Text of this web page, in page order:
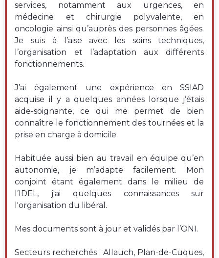
services, notamment aux urgences, en
médecine et chirurgie polyvalente, en
oncologie ainsi qu’auprès des personnes âgées.
Je suis à l’aise avec les soins techniques,
l’organisation et l’adaptation aux différents
fonctionnements.
J’ai également une expérience en SSIAD
acquise il y a quelques années lorsque j’étais
aide-soignante, ce qui me permet de bien
connaître le fonctionnement des tournées et la
prise en charge à domicile.
Habituée aussi bien au travail en équipe qu’en
autonomie, je m’adapte facilement. Mon
conjoint étant également dans le milieu de
l’IDEL, j'ai quelques connaissances sur
l'organisation du libéral.
Mes documents sont à jour et validés par l’ONI.
Secteurs recherchés : Allauch, Plan-de-Cuques,